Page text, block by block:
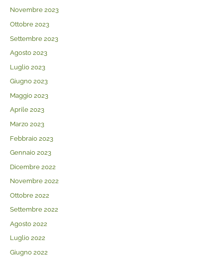
Novembre 2023
Ottobre 2023
Settembre 2023
Agosto 2023
Luglio 2023
Giugno 2023
Maggio 2023
Aprile 2023
Marzo 2023
Febbraio 2023
Gennaio 2023
Dicembre 2022
Novembre 2022
Ottobre 2022
Settembre 2022
Agosto 2022
Luglio 2022
Giugno 2022